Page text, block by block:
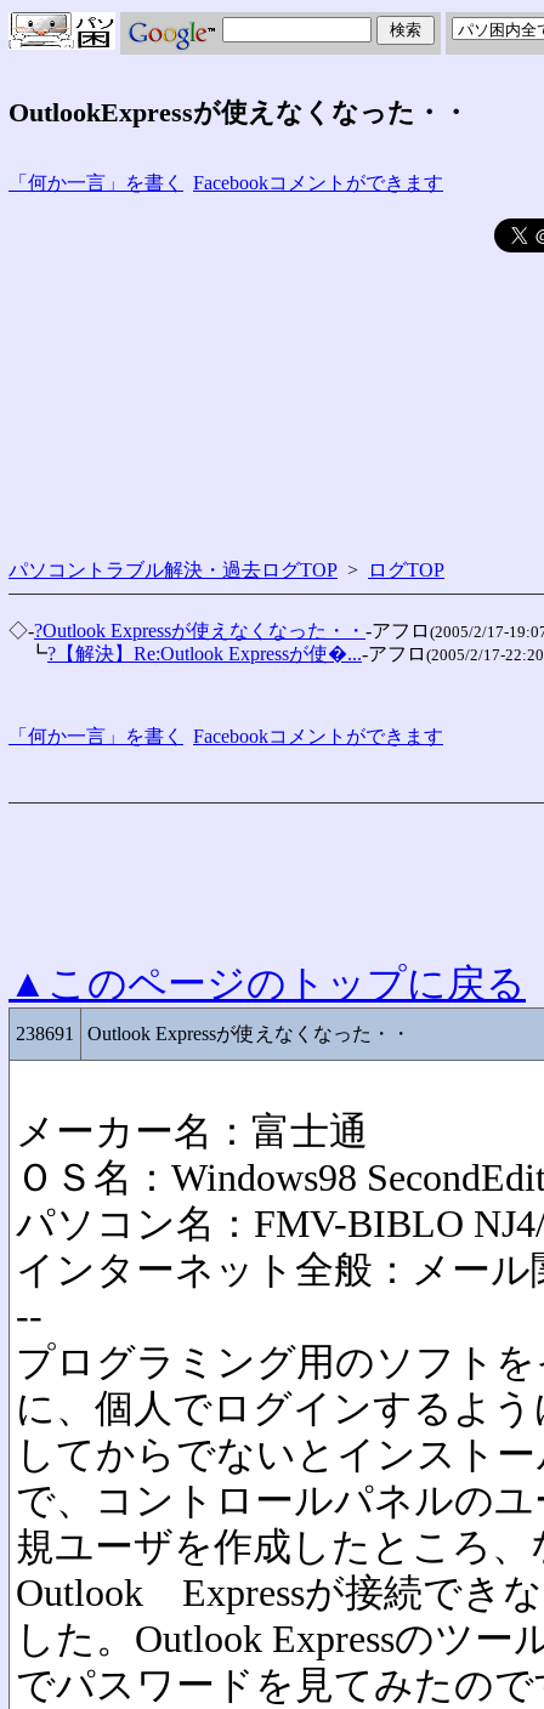
OutlookExpressが使えなくなった・・
「何か一言」を書く Facebookコメントができます
パソコントラブル解決・過去ログTOP > ログTOP
◇-?Outlook Expressが使えなくなった・・ -アフロ (2005/2/17-
┗?【解決】Re:Outlook Expressが使�...-アフロ (2005/2/17-
「何か一言」を書く Facebookコメントができます
▲このページのトップに戻る
238691 Outlook Expressが使えなくなった・・
メーカー名：富士通
ＯＳ名：Windows98
パソコン名：FMV-BIBLO
インターネット全般：メール
--
プログラミング用のソフト
に、個人でログインするよう
してからでないとインスト
で、コントロールパネルの
規ユーザを作成したところ
Outlook Expressが接続でき
した。Outlook Expressのツ
でパスワードを見てみたので